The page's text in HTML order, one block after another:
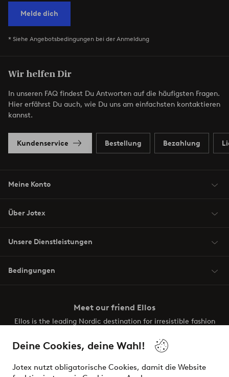
Deine Cookies, deine Wahl!
Jotex nutzt obligatorische Cookies, damit die Website
Melde dich
* Siehe Angebotsbedingungen bei der Anmeldung
Wir helfen Dir
In unseren FAQ findest Du Antworten auf die häufigsten Fragen.
Hier erfährst Du auch, wie Du uns am einfachsten kontaktieren
kannst.
Kundenservice Bestellung Bezahlung
Meine Konto
Über Jotex
Unsere Dienstleistungen
Bedingungen
Meet our friend Ellos
Ellos is the leading Nordic destination for irresistible fashion
the latest trends, curated to make finding your next look
effortless. It’s all here.
Visit Ellos